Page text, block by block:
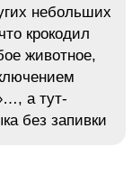
небольших
крокодил
животное,
а тут-
без запивки